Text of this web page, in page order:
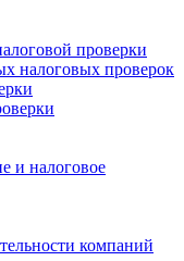
проверки
налоговых проверок
и налоговое
компаний